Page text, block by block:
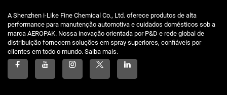
A Shenzhen i-Like Fine Chemical Co., Ltd. oferece produtos de alta
performance para manutenção automotiva e cuidados domésticos sob a
marca AEROPAK. Nossa inovação orientada por P&D e rede global de
distribuição fornecem soluções em spray superiores, confiáveis por
clientes em todo o mundo. Saiba mais.